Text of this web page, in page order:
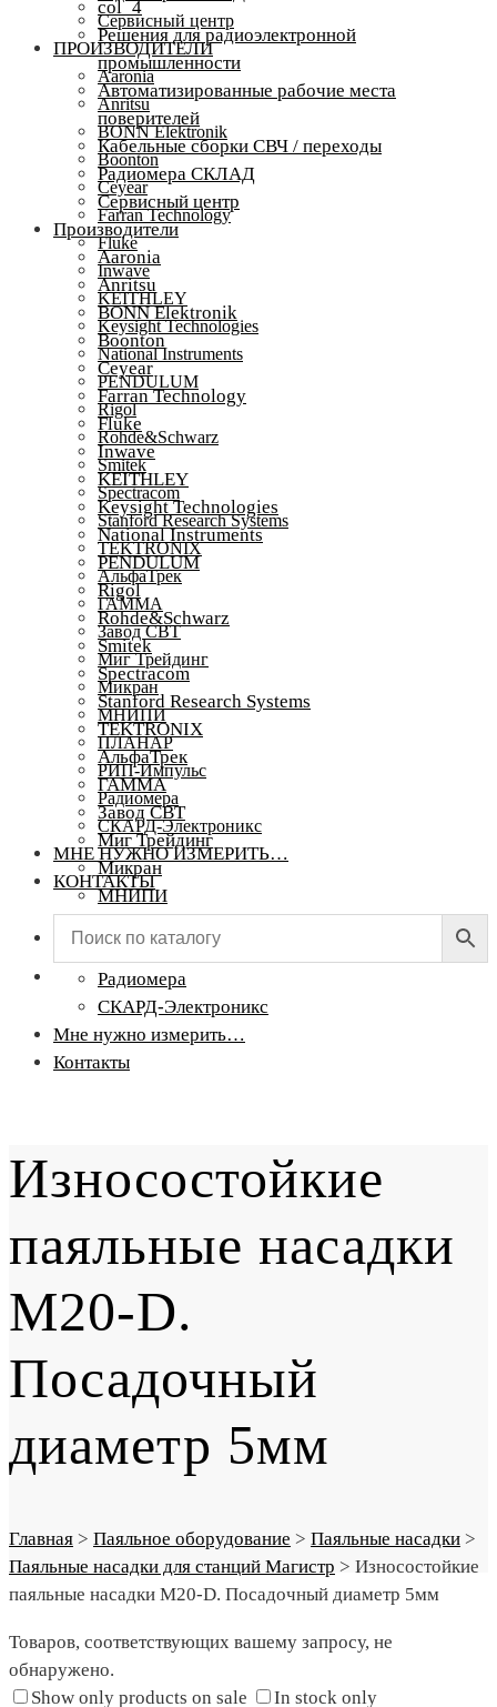
Сервисный центр
ПРОИЗВОДИТЕЛИ
Aaronia
Anritsu
BONN Elektronik
Boonton
Ceyear
Farran Technology
Fluke
Inwave
KEITHLEY
Keysight Technologies
National Instruments
PENDULUM
Rigol
Rohde&Schwarz
Smitek
Spectracom
Stanford Research Systems
TEKTRONIX
АльфаТрек
ГАММА
Завод СВТ
Миг Трейдинг
Микран
МНИПИ
ПЛАНАР
РИП-Импульс
Радиомера
СКАРД-Электроникс
МНЕ НУЖНО ИЗМЕРИТЬ…
КОНТАКТЫ
col_4
Решения для радиоэлектронной
промышленности
Автоматизированные рабочие места
поверителей
Кабельные сборки СВЧ / переходы
Радиомера СКЛАД
Сервисный центр
Производители
Aaronia
Anritsu
BONN Elektronik
Boonton
Ceyear
Farran Technology
Fluke
Inwave
KEITHLEY
Keysight Technologies
National Instruments
PENDULUM
Rigol
Rohde&Schwarz
Smitek
Spectracom
Stanford Research Systems
TEKTRONIX
АльфаТрек
ГАММА
Завод СВТ
Миг Трейдинг
Микран
МНИПИ
РИП-Импульс
Радиомера
СКАРД-Электроникс
Мне нужно измерить…
Контакты
Износостойкие
паяльные насадки
M20-D.
Посадочный
диаметр 5мм
Главная > Паяльное оборудование > Паяльные насадки >
Паяльные насадки для станций Магистр > Износостойкие
паяльные насадки M20-D. Посадочный диаметр 5мм
Товаров, соответствующих вашему запросу, не
обнаружено.
Show only products on sale
In stock only